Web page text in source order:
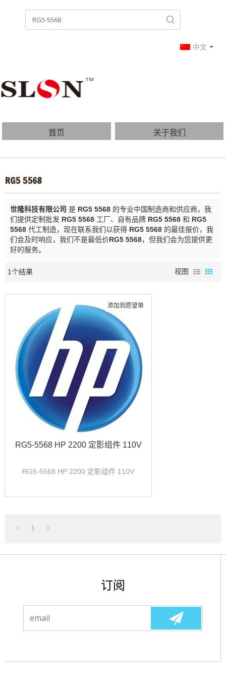
中文
首页 关于我们
产品列表 博客
常见问题
RG5 5568
世隆科技有限公司 是 RG5 5568 的专业中国制造商和供应商，我
们提供定制批发 RG5 5568 工厂、自有品牌 RG5 5568 和 RG5
5568 代工制造，现在联系我们以获得 RG5 5568 的最佳报价，我
们会及时响应，我们不是最低价RG5 5568，但我们会为您提供更
好的服务。
1个结果 视图
添加到愿望单
RG5-5568 HP 2200 定影组件 110V
RG5-5568 HP 2200 定影组件 110V
1
订阅